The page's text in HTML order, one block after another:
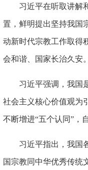
习近平在听取讲解
置，鲜明提出坚持我国
动新时代宗教工作取得
会和谐、国家长治久安。
习近平强调，我国
社会主义核心价值观为
不断增进“五个认同”，
习近平指出，我国
国宗教同中华优秀传统